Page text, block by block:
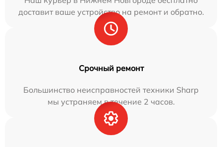
доставит ваше устройство на ремонт и обратно.
Срочный ремонт
Большинство неисправностей техники Sharp
мы устраняем в течение 2 часов.